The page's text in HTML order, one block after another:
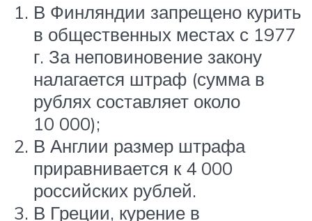
В Финляндии запрещено курить
в общественных местах с 1977
г. За неповиновение закону
налагается штраф (сумма в
рублях составляет около
10 000);
В Англии размер штрафа
приравнивается к 4 000
российских рублей.
В Греции, курение в